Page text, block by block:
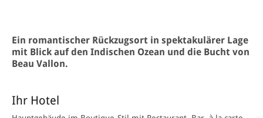
Ein romantischer Rückzugsort in spektakulärer Lage
mit Blick auf den Indischen Ozean und die Bucht von
Beau Vallon.
Ihr Hotel